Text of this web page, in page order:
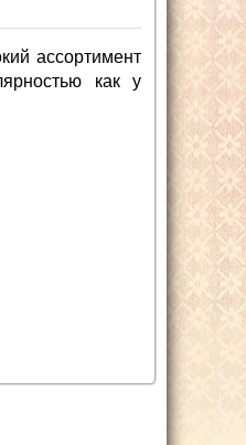
ассортимент
как у